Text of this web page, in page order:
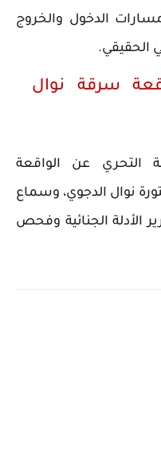
الدخول والخروج
الحقيقي.
سرقة نوال
التحري عن الواقعة
نوال الدجوي، وسماع
الأدلة الجنائية وفحص